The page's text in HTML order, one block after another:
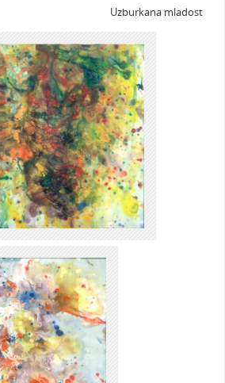
Uzburkana mladost